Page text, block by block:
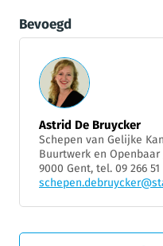
Bevoegd
Astrid De Bruycker
Schepen van Gelijke
Buurtwerk en
9000 Gent, tel. 09 266